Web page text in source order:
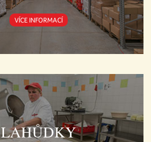
VÍCE INFORMACÍ
LAHŮDKY